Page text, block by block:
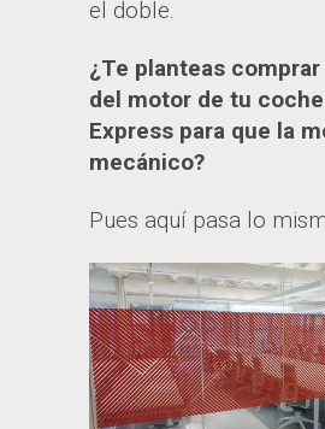
el doble.
¿Te planteas
del motor de tu
Express para que la
mecánico?
Pues aquí pasa lo